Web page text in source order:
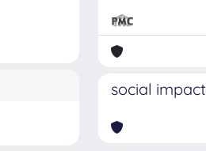
social impact